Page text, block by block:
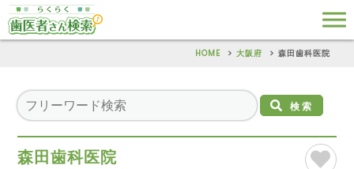
HOME 大阪府 森田歯科医院
検索
森田歯科医院